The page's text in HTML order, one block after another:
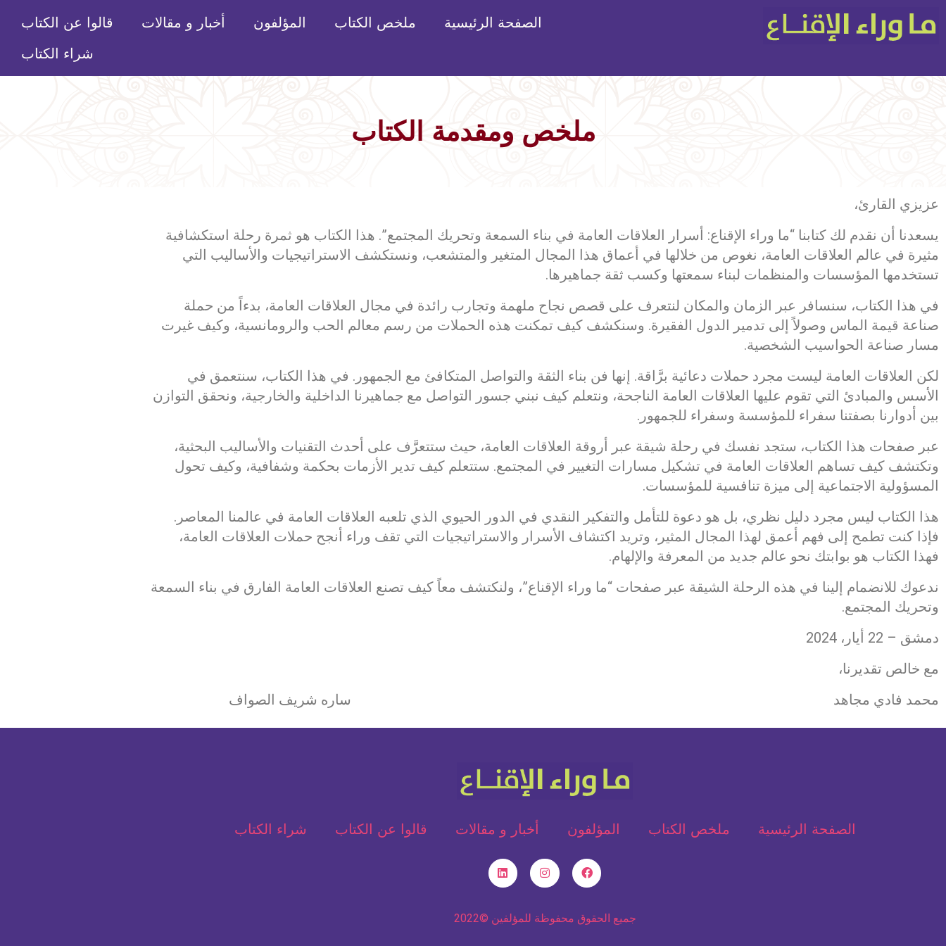
الصفحة الرئيسية ملخص الكتاب المؤلفون أخبار و مقالات
قالوا عن الكتاب
شراء الكتاب
ملخص ومقدمة الكتاب
عزيزي القارئ،
يسعدنا أن نقدم لك كتابنا “ما وراء الإقناع: أسرار العلاقات العامة في بناء السمعة وتحريك المجتمع”. هذا الكتاب هو ثمرة رحلة استكشافية
مثيرة في عالم العلاقات العامة، نغوص من خلالها في أعماق هذا المجال المتغير والمتشعب، ونستكشف الاستراتيجيات والأساليب التي
تستخدمها المؤسسات والمنظمات لبناء سمعتها وكسب ثقة جماهيرها.
في هذا الكتاب، سنسافر عبر الزمان والمكان لنتعرف على قصص نجاح ملهمة وتجارب رائدة في مجال العلاقات العامة، بدءاً من حملة
صناعة قيمة الماس وصولاً إلى تدمير الدول الفقيرة. وسنكشف كيف تمكنت هذه الحملات من رسم معالم الحب والرومانسية، وكيف غيرت
مسار صناعة الحواسيب الشخصية.
لكن العلاقات العامة ليست مجرد حملات دعائية برَّاقة. إنها فن بناء الثقة والتواصل المتكافئ مع الجمهور. في هذا الكتاب، سنتعمق في
الأسس والمبادئ التي تقوم عليها العلاقات العامة الناجحة، ونتعلم كيف نبني جسور التواصل مع جماهيرنا الداخلية والخارجية، ونحقق التوازن
بين أدوارنا بصفتنا سفراء للمؤسسة وسفراء للجمهور.
عبر صفحات هذا الكتاب، ستجد نفسك في رحلة شيقة عبر أروقة العلاقات العامة، حيث ستتعرَّف على أحدث التقنيات والأساليب البحثية،
وتكتشف كيف تساهم العلاقات العامة في تشكيل مسارات التغيير في المجتمع. ستتعلم كيف تدير الأزمات بحكمة وشفافية، وكيف تحول
المسؤولية الاجتماعية إلى ميزة تنافسية للمؤسسات.
هذا الكتاب ليس مجرد دليل نظري، بل هو دعوة للتأمل والتفكير النقدي في الدور الحيوي الذي تلعبه العلاقات العامة في عالمنا المعاصر.
فإذا كنت تطمح إلى فهم أعمق لهذا المجال المثير، وتريد اكتشاف الأسرار والاستراتيجيات التي تقف وراء أنجح حملات العلاقات العامة،
فهذا الكتاب هو بوابتك نحو عالم جديد من المعرفة والإلهام.
ندعوك للانضمام إلينا في هذه الرحلة الشيقة عبر صفحات “ما وراء الإقناع”، ولنكتشف معاً كيف تصنع العلاقات العامة الفارق في بناء السمعة
وتحريك المجتمع.
دمشق – 22 أيار، 2024
مع خالص تقديرنا،
محمد فادي مجاهد ساره شريف الصواف
الصفحة الرئيسية ملخص الكتاب المؤلفون أخبار و مقالات قالوا عن الكتاب شراء الكتاب
جميع الحقوق محفوظة للمؤلفين ©2022